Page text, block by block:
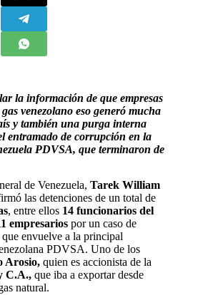
la información de que empresas
venezolano eso generó mucha
y también una purga interna
entramado de corrupción en la
PDVSA, que terminaron de
de Venezuela,Tarek William
las detenciones de un total de
, entre ellos 14 funcionarios del
empresariospor un caso de
envuelve a la principal
PDVSA. Uno de los
Arosio, quien es accionista de la
C.A., que iba a exportar desde
natural.